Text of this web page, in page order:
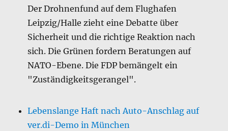
Der Drohnenfund auf dem Flughafen
Leipzig/Halle zieht eine Debatte über
Sicherheit und die richtige Reaktion nach
sich. Die Grünen fordern Beratungen auf
NATO-Ebene. Die FDP bemängelt ein
"Zuständigkeitsgerangel".
Lebenslange Haft nach Auto-Anschlag auf
ver.di-Demo in München